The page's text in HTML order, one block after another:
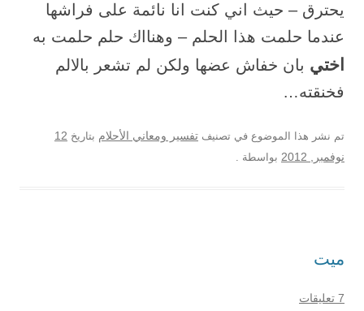
يحترق – حيث اني كنت انا نائمة على فراشها
عندما حلمت هذا الحلم – وهنااك حلم حلمت به
اختي بان خفاش عضها ولكن لم تشعر بالالم
فخنقته…
تم نشر هذا الموضوع في تصنيف تفسير ومعاني الأحلام بتاريخ 12
نوفمبر, 2012
بواسطة .
ميت
7 تعليقات